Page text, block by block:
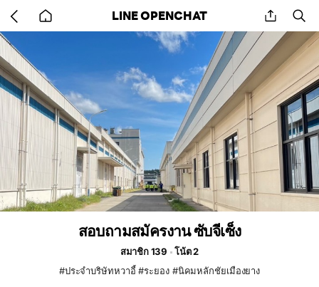
back
to
LINE OPENCHAT share
สอบถามสมัครงาน ซับจีเซ็ง
สมาชิก 139
โน้ต 2
#ประจำบริษัทหวาอี้ #ระยอง #นิคมหลักชัยเมืองยาง